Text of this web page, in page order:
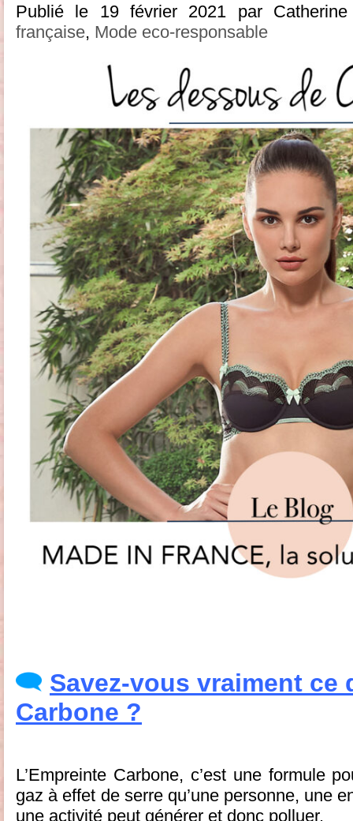
Publié le 19 février 2021 par
française, Mode eco-responsable
Savez-vous vraiment ce
Carbone ?
L’Empreinte Carbone, c’est une formule
gaz à effet de serre qu’une personne, une
une activité peut générer et donc polluer.